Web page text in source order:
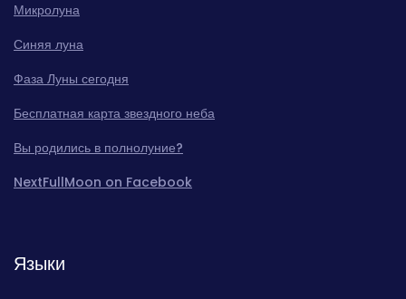
Микролуна
Синяя луна
Фаза Луны сегодня
Бесплатная карта звездного неба
Вы родились в полнолуние?
NextFullMoon on Facebook
Языки